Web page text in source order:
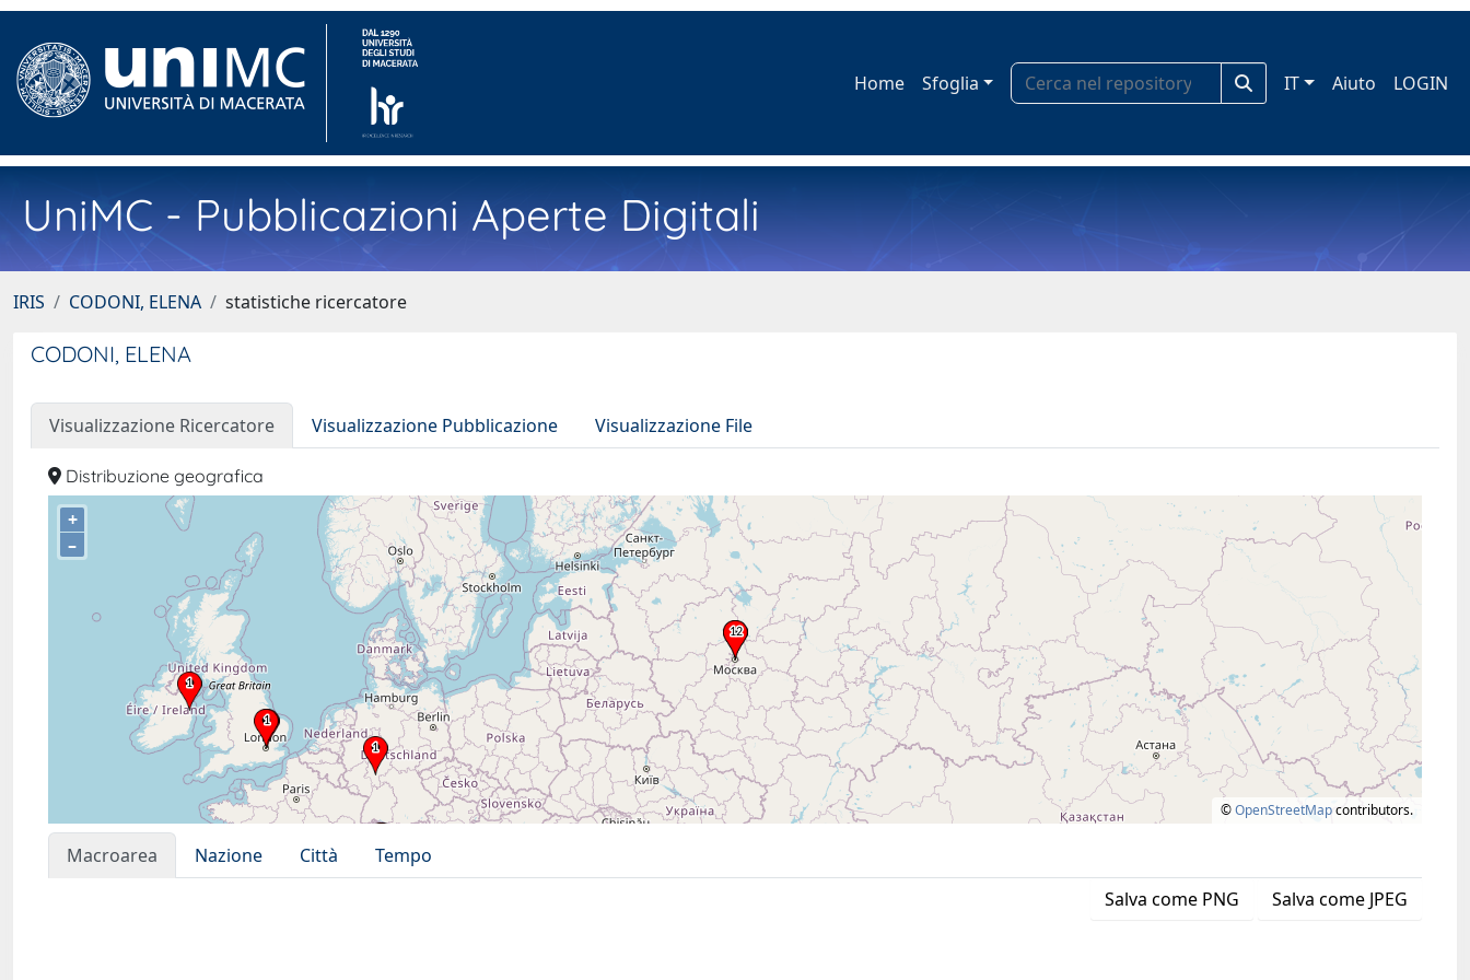
Home Sfoglia IT Aiuto LOGIN
UniMC - Pubblicazioni Aperte Digitali
IRIS CODONI, ELENA statistiche ricercatore
CODONI, ELENA
Visualizzazione Ricercatore Visualizzazione Pubblicazione Visualizzazione File
Distribuzione geografica
+
–
©OpenStreetMapcontributors.
Macroarea Nazione Città
Tempo
Salva come PNG
Salva come JPEG